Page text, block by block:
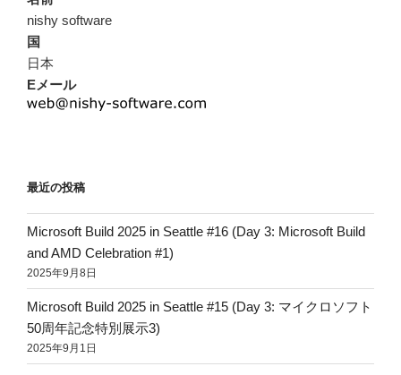
nishy software
国
日本
Eメール
最近の投稿
Microsoft Build 2025 in Seattle #16 (Day 3: Microsoft Build
and AMD Celebration #1)
2025年9月8日
Microsoft Build 2025 in Seattle #15 (Day 3: マイクロソフト
50周年記念特別展示3)
2025年9月1日